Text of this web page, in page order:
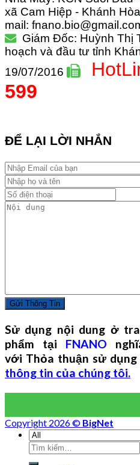
xã Cam Hiệp - Khánh Hòa
mail:
Giám Đốc: Huỳnh Thị
hoạch và đầu tư tỉnh
19/07/2016
599
ĐỂ LẠI LỜI NHẮN
Sử dụng nội dung ở
phẩm tại
FNANO
với Thỏa thuận sử dụng
thông tin của chúng tôi.
Copyright 2026 © BigNet